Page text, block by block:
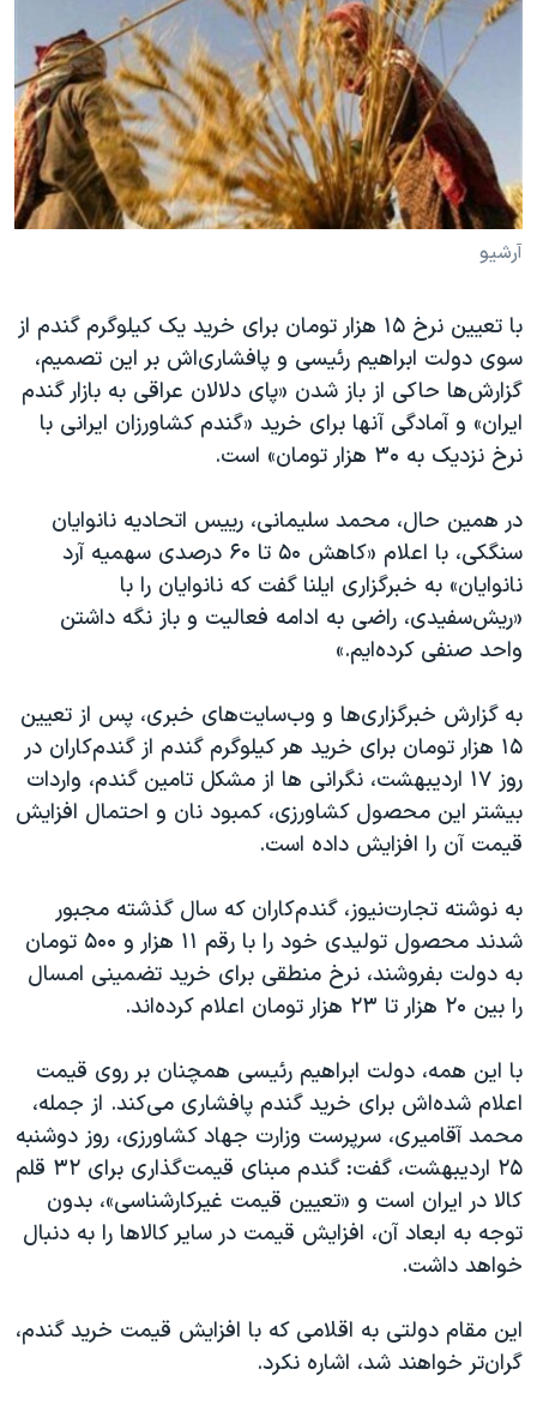
فرهنگ و زندگی
حقوق شهروندی
اقتصادی
علم و فناوری
اسرائیل در جنگ
مستندها
انتخابات ریاست جمهوری آمریکا ۲۰۲۴
حمله جمهوری اسلامی به اسرائیل
رمز مهسا
ورزش زنان در ایران
تریبونال مردمی آبان ۹۸
دادگاه حمید نوری
چهل سال گروگان‌گیری
قانون شفافیت دارائی کادر رهبری ایران
اسرائیل در جنگ
نرگس محمدی برنده جایزه نوبل صلح
همایش محافظه‌کاران آمریکا «سی‌پک»
سفر پرزیدنت ترامپ به چین
دنبال کنید
زبانهای مختلف
آرشیو
با تعیین نرخ ۱۵ هزار تومان برای خرید یک کیلوگرم گندم از
سوی دولت ابراهیم رئیسی و پافشاری‌اش بر این تصمیم،
گزارش‌ها حاکی از باز شدن «پای دلالان عراقی به بازار گندم
ایران» و آمادگی آنها برای خرید «گندم کشاورزان ایرانی با
نرخ نزدیک به ۳۰ هزار تومان» است.
در همین حال، محمد سلیمانی، رییس اتحادیه نانوایان
سنگکی، با اعلام «کاهش ۵۰ تا ۶۰ درصدی سهمیه آرد
نانوایان» به خبرگزاری ایلنا گفت که نانوایان را با
«ریش‌سفیدی، راضی به ادامه فعالیت و باز نگه داشتن
واحد صنفی کرده‌ایم.
»
به گزارش خبرگزاری‌ها و وب‌سایت‌های خبری، پس از تعیین
۱۵ هزار تومان برای خرید هر کیلوگرم گندم از گندم‌کاران در
روز ۱۷ اردیبهشت، نگرانی ها از مشکل تامین گندم، واردات
بیشتر این محصول کشاورزی، کمبود نان و احتمال افزایش
قیمت آن را افزایش داده است.
به نوشته تجارت‌نیوز، گندم‌کاران که سال گذشته مجبور
شدند محصول تولیدی خود را با رقم ۱۱ هزار و ۵۰۰ تومان
به دولت بفروشند، نرخ منطقی برای خرید تضمینی امسال
را بین ۲۰ هزار تا ۲۳ هزار تومان اعلام کرده‌اند
.
با این همه، دولت ابراهیم رئیسی همچنان بر روی قیمت
اعلام شده‌اش برای خرید گندم پافشاری می‌کند. از جمله،
محمد آقامیری، سرپرست وزارت جهاد کشاورزی، روز دوشنبه
۲۵ اردیبهشت، گفت: گندم مبنای قیمت‌گذاری برای ۳۲ قلم
کالا در ایران است و «تعیین قیمت غیرکارشناسی»، بدون
توجه به ابعاد آن، افزایش قیمت در سایر کالاها را به دنبال
خواهد داشت.
این مقام دولتی به اقلامی که با افزایش قیمت خرید گندم،
گران‌تر خواهند شد، اشاره نکرد.